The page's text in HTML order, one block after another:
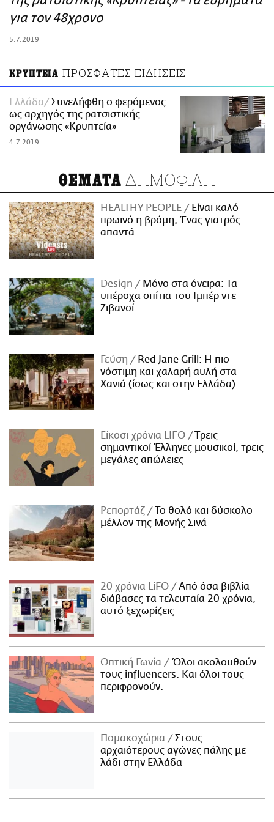
ΑΜΠΑ
για τον 48χρονο
5.7.2019
ΚΡΥΠΤΕΙΑ ΠΡΟΣΦΑΤΕΣ ΕΙΔΗΣΕΙΣ
Ελλάδα
Συνελήφθη ο φερόμενος
ως αρχηγός της ρατσιστικής
οργάνωσης «Κρυπτεία»
4.7.2019
ΘΕΜΑΤΑ ΔΗΜΟΦΙΛΗ
HEALTHY PEOPLE
Είναι καλό
πρωινό η βρόμη; Ένας γιατρός
απαντά
Design
Μόνο στα όνειρα: Τα
υπέροχα σπίτια του Ιμπέρ ντε
Ζιβανσί
Γεύση
Red Jane Grill: Η πιο
νόστιμη και χαλαρή αυλή στα
Χανιά (ίσως και στην Ελλάδα)
Είκοσι χρόνια LIFO
Tρεις
σημαντικοί Έλληνες μουσικοί, τρεις
μεγάλες απώλειες
Ρεπορτάζ
Το θολό και δύσκολο
μέλλον της Μονής Σινά
20 χρόνια LiFO
Από όσα βιβλία
διάβασες τα τελευταία 20 χρόνια,
αυτό ξεχωρίζεις
Οπτική Γωνία
Όλοι ακολουθούν
τους influencers. Και όλοι τους
περιφρονούν.
Πομακοχώρια
Στους
αρχαιότερους αγώνες πάλης με
λάδι στην Ελλάδα